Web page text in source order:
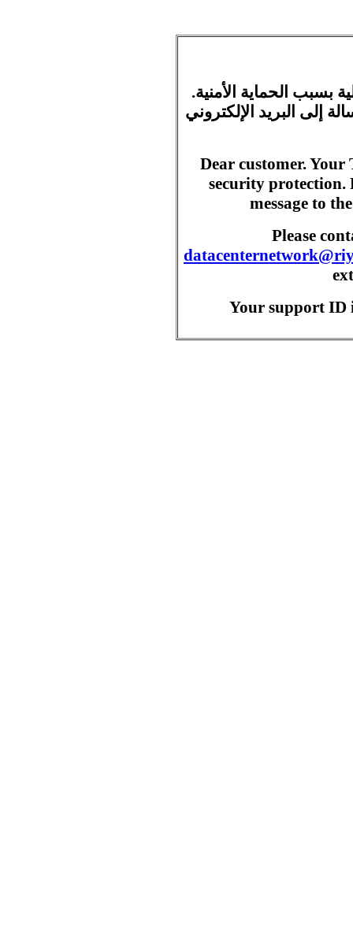
بسبب الحماية الأمنية.
إلى البريد الإلكتروني
Dear customer. Your
security protection.
message to
Please
Your support ID